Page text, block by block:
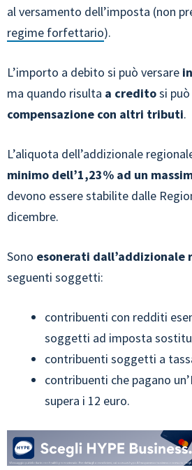
al versamento dell’imposta (non
regime forfettario).
L’importo a debito si può versare
ma quando risulta a creditosi
compensazione con altri tributi.
L’aliquota dell’addizionale
minimo dell’1,23% ad un
devono essere stabilite dalle
dicembre.
Sono esonerati dall’addizionale
seguenti soggetti:
contribuenti con redditi
soggetti ad imposta
contribuenti soggetti a
contribuenti che pagano
supera i 12 euro.